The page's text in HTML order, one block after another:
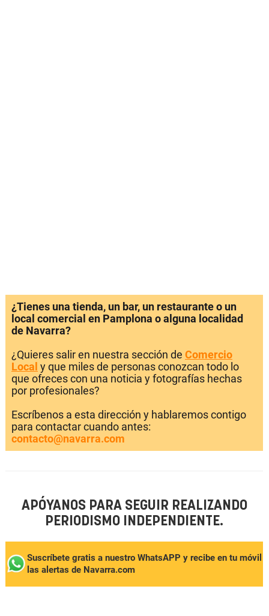
¿Tienes una tienda, un bar, un restaurante o un
local comercial en Pamplona o alguna localidad
de Navarra?
¿Quieres salir en nuestra sección de Comercio
Local y que miles de personas conozcan todo lo
que ofreces con una noticia y fotografías hechas
por profesionales?
Escríbenos a esta dirección y hablaremos contigo
para contactar cuando antes:
contacto@navarra.com
APÓYANOS PARA SEGUIR REALIZANDO
PERIODISMO INDEPENDIENTE.
Suscríbete gratis a nuestro WhatsAPP y recibe en tu móvil
las alertas de Navarra.com